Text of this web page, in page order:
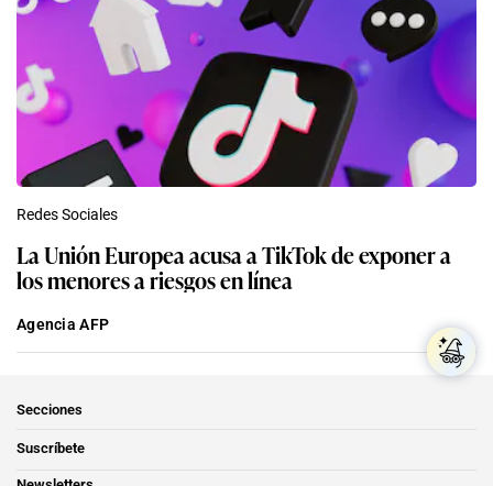
Redes Sociales
La Unión Europea acusa a TikTok de exponer a
los menores a riesgos en línea
Agencia AFP
Secciones
Suscríbete